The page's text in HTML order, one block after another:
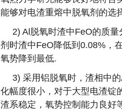
能够对电渣重熔中脱氧剂的选
2) Al脱氧时渣中FeO的质
剂时渣中FeO降低到0.08%，
氧势降到最低.
3) 采用铝脱氧时，渣相中
化幅度很小，对于大型电渣锭
渣系稳定，氧势控制能力良好